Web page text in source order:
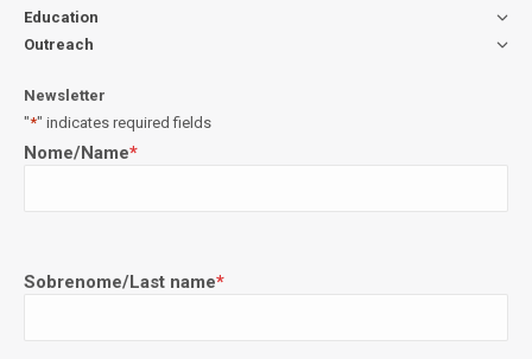
Education
Outreach
Newsletter
"*" indicates required fields
Nome/Name*
Sobrenome/Last name*